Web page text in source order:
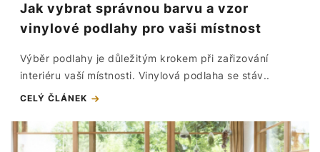
Jak vybrat správnou barvu a vzor
vinylové podlahy pro vaši místnost
Výběr podlahy je důležitým krokem při zařizování
interiéru vaší místnosti. Vinylová podlaha se stáv..
CELÝ ČLÁNEK